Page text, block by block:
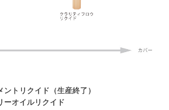
ントリクイド（生産終了）
ーオイルリクイド